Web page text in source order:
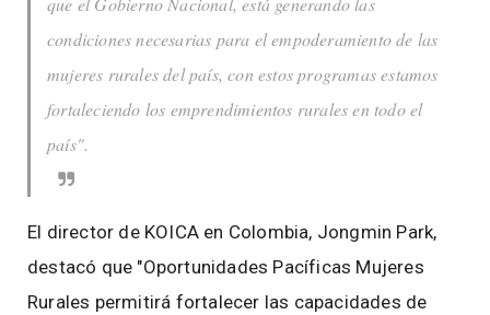
condiciones necesarias para el empoderamiento de las
mujeres rurales del país, con estos programas estamos
fortaleciendo los emprendimientos rurales en todo el
país".
El director de KOICA en Colombia, Jongmin Park,
destacó que "Oportunidades Pacíficas Mujeres
Rurales permitirá fortalecer las capacidades de